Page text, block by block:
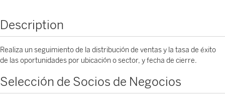
Description
Realiza un seguimiento de la distribución de ventas y la tasa de éxito
de las oportunidades por ubicación o sector, y fecha de cierre.
Selección de Socios de Negocios